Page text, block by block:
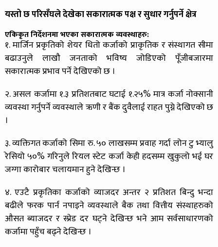
यस्तो छ परिसँघले देखेका सकारात्मक पक्ष र सुधार गर्नुपर्ने क्षेत्र
एकिकृत निर्देशनमा भएका सकारात्मक व्यवस्थाहरु:
१. मार्जिन प्रकृतिको शेयर धितो कर्जाको प्राकृतिक र संस्थागत सीमा
बढाउनुले लाखौ जनताको भविष्य जोडिएको पूँजीबजारमा
सकारात्मक प्रभाव पर्ने देखिएको छ ।
२. असल कर्जामा १.३ प्रतिशतबाट घटाई १.२५% मात्र कर्जा नोक्सानी
व्यवस्था गर्नुपर्ने व्यवस्थाले ऋणी र बैंक दुवैलाई राहत पुग्ने देखिएको छ
।
३. व्यक्तिगत कर्जाको सिमा रु. ५० लाखसम्म प्रवाह गर्दा लोन टु भ्यालु
रेसियो ५०% गरिनुले रियल स्टेट कर्जा केही हदसम्म खुकुलो भई घर
जग्गा कारोबार चलायमान हुने देखिन्छ ।
४. एउटै प्रकृतिका कर्जाको व्याजदर अन्तर २ प्रतिशत बिन्दु भन्दा
बढीले फरक पार्न नपाइने व्यवस्थाले बैक तथा वित्तीय संस्थाहरुको
औसत ब्याजदर र स्प्रेड दर घट्ने देखिन्छ भने आम सर्वसाधारणको
कर्जामा पहुँच बढ्ने देखिन्छ ।